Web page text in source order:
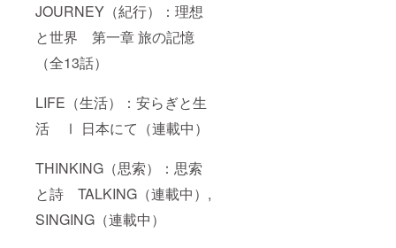
JOURNEY（紀行）：理想
と世界 第一章 旅の記憶
（全13話）
LIFE（生活）：安らぎと生
活 Ⅰ 日本にて（連載中）
THINKING（思索）：思索
と詩 TALKING（連載中）,
SINGING（連載中）